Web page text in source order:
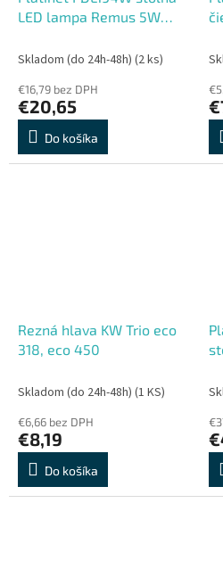
LED lampa Remus 5W
ovládanie, USB port, biela
Skladom (do 24h-48h) (2 ks)
€16,79 bez DPH
€20,65
Do košíka
Rezná hlava KW Trio eco
318, eco 450
Skladom (do 24h-48h) (1 KS)
€6,66 bez DPH
€8,19
Do košíka